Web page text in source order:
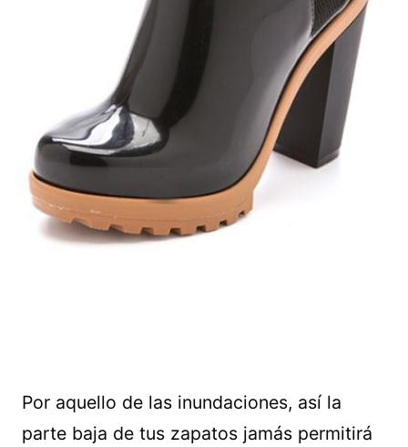
Por aquello de las inundaciones, así la
parte baja de tus zapatos jamás permitirá